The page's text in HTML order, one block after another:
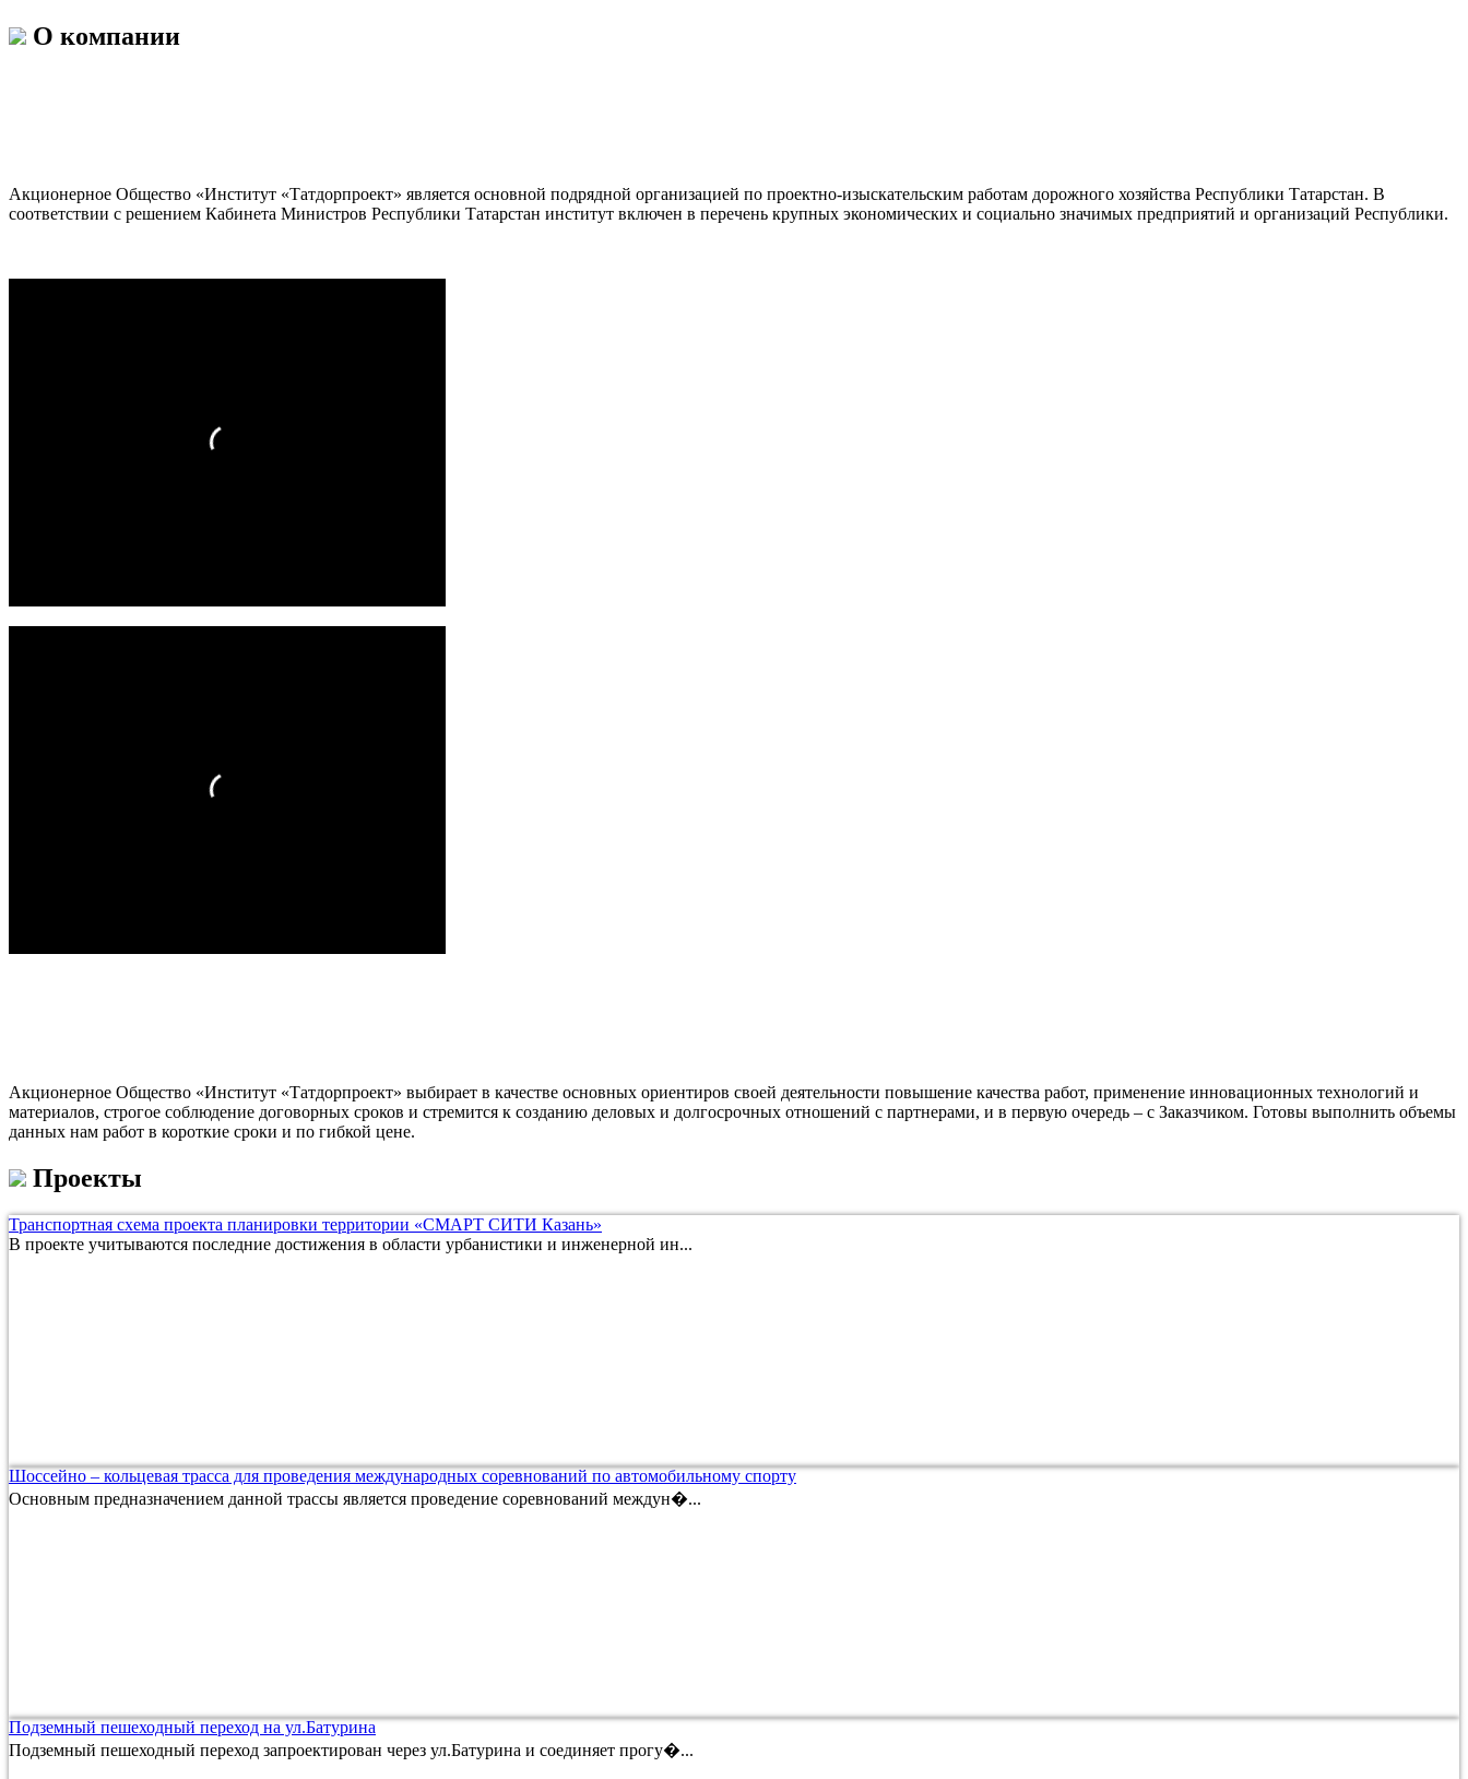
О компании
Акционерное Общество «Институт «Татдорпроект» является основной подрядной организацией по проектно-изыскательским работам дорожного хозяйства Республики Татарстан. В
соответствии с решением Кабинета Министров Республики Татарстан институт включен в перечень крупных экономических и социально значимых предприятий и организаций Республики.
Акционерное Общество «Институт «Татдорпроект» выбирает в качестве основных ориентиров своей деятельности повышение качества работ, применение инновационных технологий и
материалов, строгое соблюдение договорных сроков и стремится к созданию деловых и долгосрочных отношений с партнерами, и в первую очередь – с Заказчиком. Готовы выполнить объемы
данных нам работ в короткие сроки и по гибкой цене.
Проекты
Транспортная схема проекта планировки территории «СМАРТ СИТИ Казань»
В проекте учитываются последние достижения в области урбанистики и инженерной ин...
Шоссейно – кольцевая трасса для проведения международных соревнований по автомобильному спорту
Основным предназначением данной трассы является проведение соревнований междун�...
Подземный пешеходный переход на ул.Батурина
Подземный пешеходный переход запроектирован через ул.Батурина и соединяет прогу�...